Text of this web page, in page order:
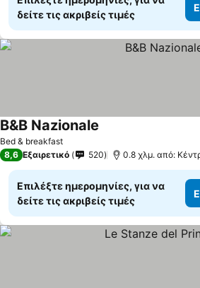
δείτε τις ακριβείς τιμές
Bed & breakfast
B&B Nazionale
8,6 Εξαιρετικό 520 0.8 χλμ. από:
Επιλέξτε ημερομηνίες, για να
δείτε τις ακριβείς τιμές